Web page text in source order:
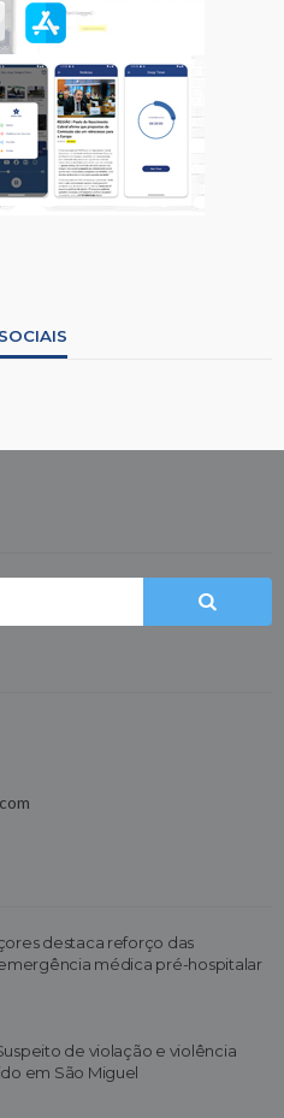
destaca reforço das
médica pré-hospitalar
de violação e violência
em São Miguel